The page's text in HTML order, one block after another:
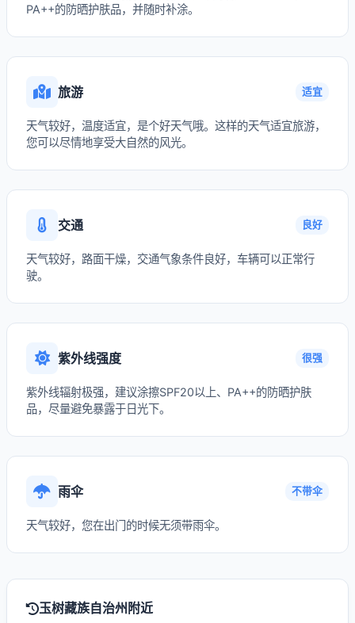
PA++的防晒护肤品，并随时补涂。
旅游 适宜
天气较好，温度适宜，是个好天气哦。这样的天气适宜旅游，
您可以尽情地享受大自然的风光。
交通 良好
天气较好，路面干燥，交通气象条件良好，车辆可以正常行
驶。
紫外线强度 很强
紫外线辐射极强，建议涂擦SPF20以上、PA++的防晒护肤
品，尽量避免暴露于日光下。
雨伞 不带伞
天气较好，您在出门的时候无须带雨伞。
玉树藏族自治州附近